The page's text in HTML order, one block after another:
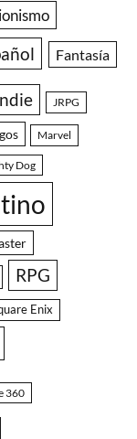
Fantasía
JRPG
Marvel
Dog
RPG
Enix
360